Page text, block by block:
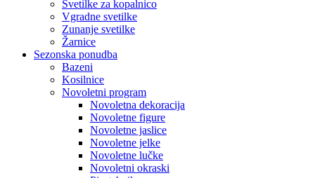
Svetilke za kopalnico
Vgradne svetilke
Zunanje svetilke
Žarnice
Sezonska ponudba
Bazeni
Kosilnice
Novoletni program
Novoletna dekoracija
Novoletne figure
Novoletne jaslice
Novoletne jelke
Novoletne lučke
Novoletni okraski